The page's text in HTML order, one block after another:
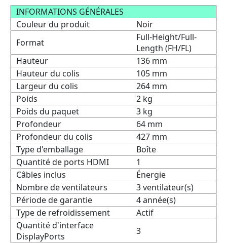
INFORMATIONS GÉNÉRALES
Couleur du produit
Noir
Format
Full-Height/Full-
Length (FH/FL)
Hauteur
136 mm
Hauteur du colis
105 mm
Largeur du colis
264 mm
Poids
2 kg
Poids du paquet
3 kg
Profondeur
64 mm
Profondeur du colis
427 mm
Type d'emballage
Boîte
Quantité de ports HDMI
1
Câbles inclus
Énergie
Nombre de ventilateurs
3 ventilateur(s)
Période de garantie
4 année(s)
Type de refroidissement
Actif
Quantité d'interface
DisplayPorts
3